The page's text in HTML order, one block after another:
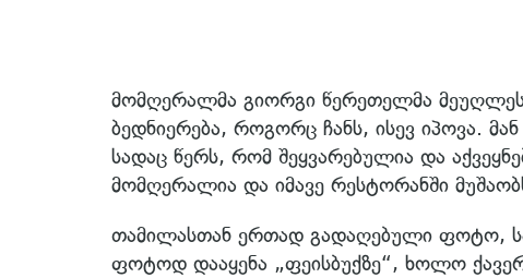
მომღერალმა გიორგი წერეთელმა
ბედნიერება, როგორც ჩანს, ისევ იპოვა.
სადაც წერს, რომ შეყვარებულია და
მომღერალია და იმავე რესტორანში
თამილასთან ერთად გადაღებული ფოტო,
ფოტოდ დააყენა „ფეისბუქზე“, ხოლო